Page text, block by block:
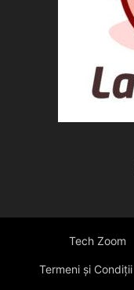
Tech Zoom
Termeni și Condiții